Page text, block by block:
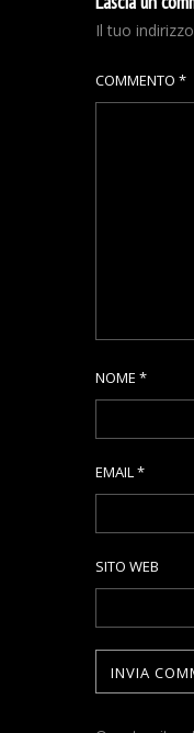
Il tuo
COMMENTO *
NOME *
EMAIL*
SITO WEB